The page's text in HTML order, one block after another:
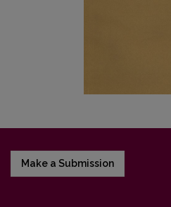
Make a Submission